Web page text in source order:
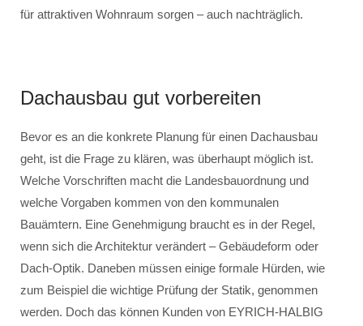
für attraktiven Wohnraum sorgen – auch nachträglich.
Dachausbau gut vorbereiten
Bevor es an die konkrete Planung für einen Dachausbau
geht, ist die Frage zu klären, was überhaupt möglich ist.
Welche Vorschriften macht die Landesbauordnung und
welche Vorgaben kommen von den kommunalen
Bauämtern. Eine Genehmigung braucht es in der Regel,
wenn sich die Architektur verändert – Gebäudeform oder
Dach-Optik. Daneben müssen einige formale Hürden, wie
zum Beispiel die wichtige Prüfung der Statik, genommen
werden. Doch das können Kunden von EYRICH-HALBIG